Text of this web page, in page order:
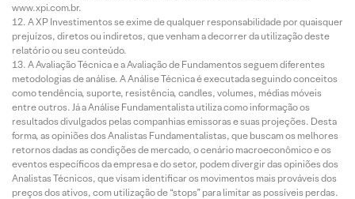
www.xpi.com.br.
A XP Investimentos se exime de qualquer responsabilidade por quaisquer
prejuízos, diretos ou indiretos, que venham a decorrer da utilização deste
relatório ou seu conteúdo.
A Avaliação Técnica e a Avaliação de Fundamentos seguem diferentes
metodologias de análise. A Análise Técnica é executada seguindo conceitos
como tendência, suporte, resistência, candles, volumes, médias móveis
entre outros. Já a Análise Fundamentalista utiliza como informação os
resultados divulgados pelas companhias emissoras e suas projeções. Desta
forma, as opiniões dos Analistas Fundamentalistas, que buscam os melhores
retornos dadas as condições de mercado, o cenário macroeconômico e os
eventos específicos da empresa e do setor, podem divergir das opiniões dos
Analistas Técnicos, que visam identificar os movimentos mais prováveis dos
preços dos ativos, com utilização de “stops” para limitar as possíveis perdas.